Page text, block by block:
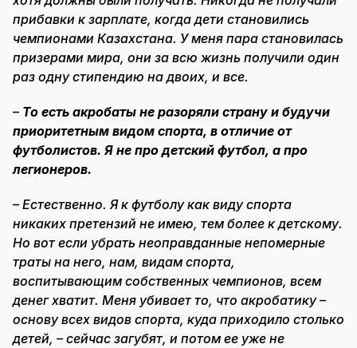
прибавки к зарплате, когда дети становились
чемпионами Казахстана. У меня пара становилась
призерами мира, они за всю жизнь получили один
раз одну стипендию на двоих, и все.
– То есть акробаты не разоряли страну и будучи
приоритетным видом спорта, в отличие от
футболистов. Я не про детский футбол, а про
легионеров.
– Естественно. Я к футболу как виду спорта
никаких претензий не имею, тем более к детскому.
Но вот если убрать неоправданные непомерные
траты на него, нам, видам спорта,
воспитывающим собственных чемпионов, всем
денег хватит. Меня убивает то, что акробатику –
основу всех видов спорта, куда приходило столько
детей, – сейчас загубят, и потом ее уже не